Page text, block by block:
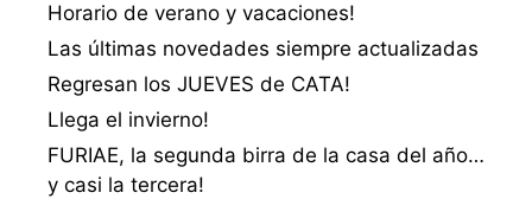
Horario de verano y vacaciones!
Las últimas novedades siempre actualizadas
Regresan los JUEVES de CATA!
Llega el invierno!
FURIAE, la segunda birra de la casa del año…
y casi la tercera!